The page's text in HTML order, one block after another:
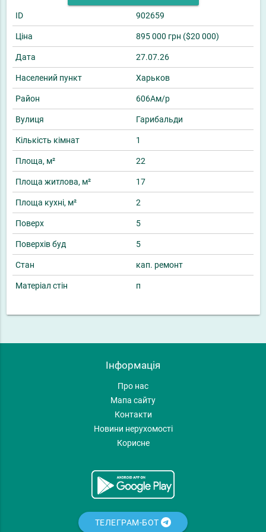
ID 902659
Ціна 895 000 грн ($20 000)
Дата 27.07.26
Населений пункт Харьков
Район 606Ам/р
Вулиця Гарибальди
Кількість кімнат 1
Площа, м² 22
Площа житлова, м² 17
Площа кухні, м² 2
Поверх 5
Поверхів буд 5
Стан кап. ремонт
Матеріал стін п
Інформація
Про нас
Мапа сайту
Контакти
Новини нерухомості
Корисне
ТЕЛЕГРАМ-БОТ